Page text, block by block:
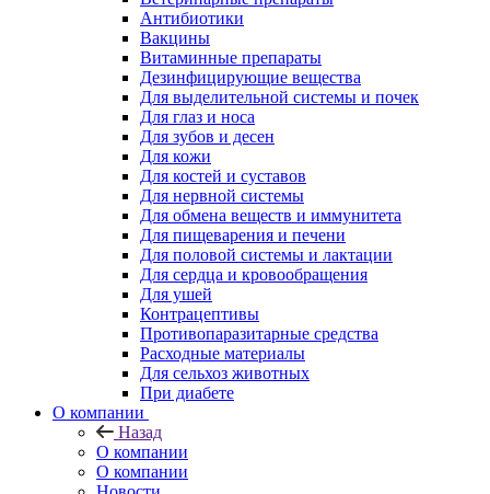
Антибиотики
Вакцины
Витаминные препараты
Дезинфицирующие вещества
Для выделительной системы и почек
Для глаз и носа
Для зубов и десен
Для кожи
Для костей и суставов
Для нервной системы
Для обмена веществ и иммунитета
Для пищеварения и печени
Для половой системы и лактации
Для сердца и кровообращения
Для ушей
Контрацептивы
Противопаразитарные средства
Расходные материалы
Для сельхоз животных
При диабете
О компании
Назад
О компании
О компании